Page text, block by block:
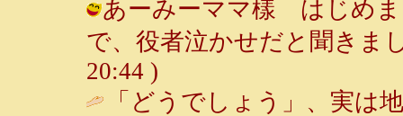
あーみーママ樣 はじめま
で、役者泣かせだと聞きま
20:44 )
「どうでしょう」、実は